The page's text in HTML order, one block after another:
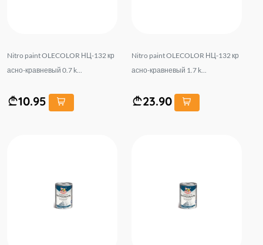
Nitro paint OLECOLOR НЦ-132 кр
асно-кравневый 0.7 k...
10.95
Nitro paint OLECOLOR НЦ-132 кр
асно-кравневый 1.7 k...
23.90